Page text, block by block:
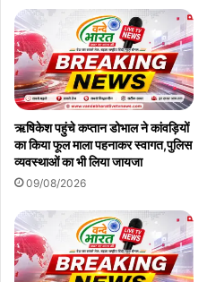
ऋषिकेश पहुंचे कप्तान डोभाल ने कांवड़ियों
का किया फूल माला पहनाकर स्वागत,पुलिस
व्यवस्थाओं का भी लिया जायजा
09/08/2026